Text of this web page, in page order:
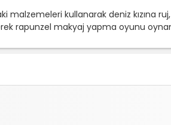
malzemeleri kullanarak deniz kızına
rapunzel makyaj yapma oyunu